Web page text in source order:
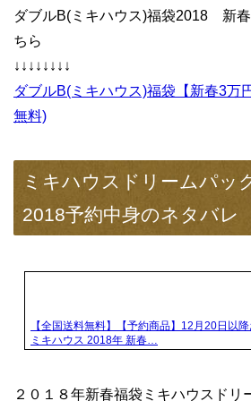
ダブルB(ミキハウス)福袋2018 新
ちら
↓↓↓↓↓↓↓↓
ダブルB(ミキハウス)福袋【新春3万
無料)
ミキハウスドリームパッ
2018予約中身のネタバレ
【全国送料無料】【予約商品】12月20日以
ミキハウス 2018年 新春…
２０１８年新春福袋ミキハウスドリ